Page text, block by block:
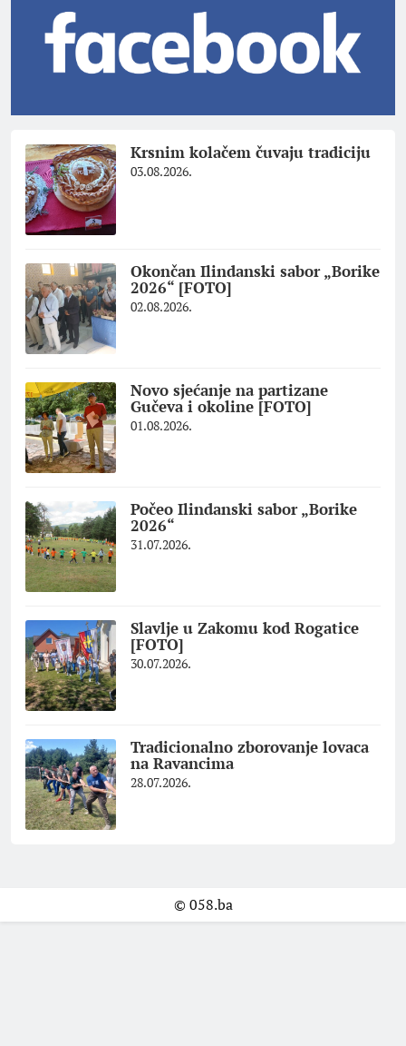
Krsnim kolačem čuvaju tradiciju
03.08.2026.
Okončan Ilindanski sabor „Borike
2026“ [FOTO]
02.08.2026.
Novo sjećanje na partizane
Gučeva i okoline [FOTO]
01.08.2026.
Počeo Ilindanski sabor „Borike
2026“
31.07.2026.
Slavlje u Zakomu kod Rogatice
[FOTO]
30.07.2026.
Tradicionalno zborovanje lovaca
na Ravancima
28.07.2026.
© 058.ba